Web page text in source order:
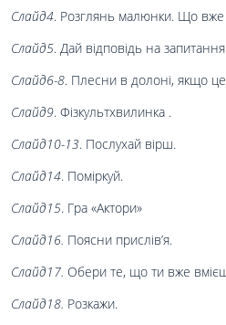
Слайд4. Розглянь малюнки. Що вже
Слайд5. Дай відповідь на
Слайд6-8. Плесни в долоні, якщо
Слайд9. Фізкультхвилинка .
Слайд10-13. Послухай вірш.
Слайд14. Поміркуй.
Слайд15. Гра «Актори»
Слайд16. Поясни прислів’я.
Слайд17. Обери те, що ти вже
Слайд18. Розкажи.